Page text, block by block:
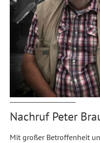
und
Ehrungen
beschlossen
Nachruf Peter
Mit großer Betroffenheit